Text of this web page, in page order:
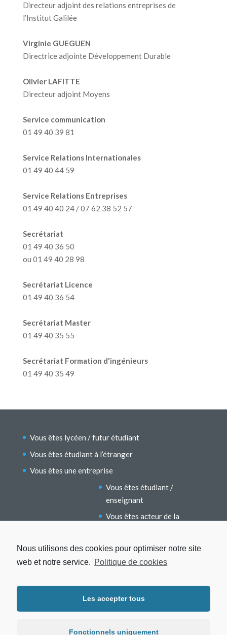
Nous utilisons des cookies pour optimiser notre site
web et notre service. Politique de cookies
Les accepter tous
Fonctionnels uniquement
Directeur adjoint des relations entreprises de
l’Institut Galilée
Virginie GUEGUEN
Directrice adjointe Développement Durable
Olivier LAFITTE
Directeur adjoint Moyens
Service communication
01 49 40 39 81
Service Relations Internationales
01 49 40 44 59
Service Relations Entreprises
01 49 40 40 24 / 07 62 38 52 57
Secrétariat
01 49 40 36 50
ou 01 49 40 28 98
Secrétariat Licence
01 49 40 36 54
Secrétariat Master
01 49 40 35 55
Secrétariat Formation d'ingénieurs
01 49 40 35 49
Vous êtes lycéen / futur étudiant
Vous êtes étudiant à l’étranger
Vous êtes une entreprise
Vous êtes étudiant /
enseignant
Vous êtes acteur de la
Vous êtes un ancien étudiant